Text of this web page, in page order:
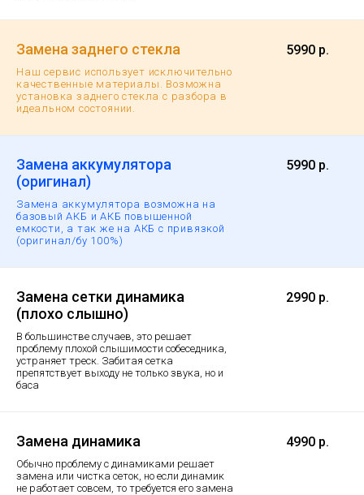
Замена заднего стекла
Наш сервис использует исключительно
качественные материалы. Возможна
установка заднего стекла с разбора в
идеальном состоянии.
5990 р.
Замена аккумулятора
(оригинал)
Замена аккумулятора возможна на
базовый АКБ и АКБ повышенной
емкости, а так же на АКБ с привязкой
(оригинал/бу 100%)
5990 р.
Замена сетки динамика
(плохо слышно)
В большинстве случаев, это решает
проблему плохой слышимости собеседника,
устраняет треск. Забитая сетка
препятствует выходу не только звука, но и
баса
2990 р.
Замена динамика
Обычно проблему с динамиками решает
замена или чистка сеток, но если динамик
не работает совсем, то требуется его замена
4990 р.